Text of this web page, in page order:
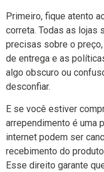
Primeiro, fique atento
correta. Todas as lojas
precisas sobre o
de entrega e as
algo obscuro ou
desconfiar.
E se você estiver
arrependimento é uma
internet podem ser
recebimento do
Esse direito garante